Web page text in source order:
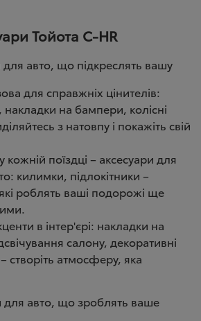
Тойота C-HR
для авто, що підкреслять вашу
для справжніх цінителів:
на бампери, колісні
з натовпу і покажіть свій
поїздці – аксесуари для
килимки, підлокітники –
роблять ваші подорожі ще
в інтер'єрі: накладки на
салону, декоративні
створіть атмосферу, яка
для авто, що зроблять ваше